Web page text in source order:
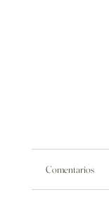
Comentarios